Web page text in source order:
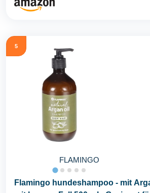
5
FLAMINGO
Flamingo hundeshampoo - mit